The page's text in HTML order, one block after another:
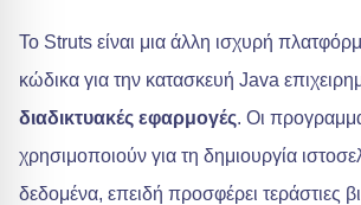
Το Struts είναι μια άλλη ισχυρή
κώδικα για την κατασκευή Java
διαδικτυακές εφαρμογές. Οι
χρησιμοποιούν για τη δημιουργία
δεδομένα, επειδή προσφέρει τεράστιες